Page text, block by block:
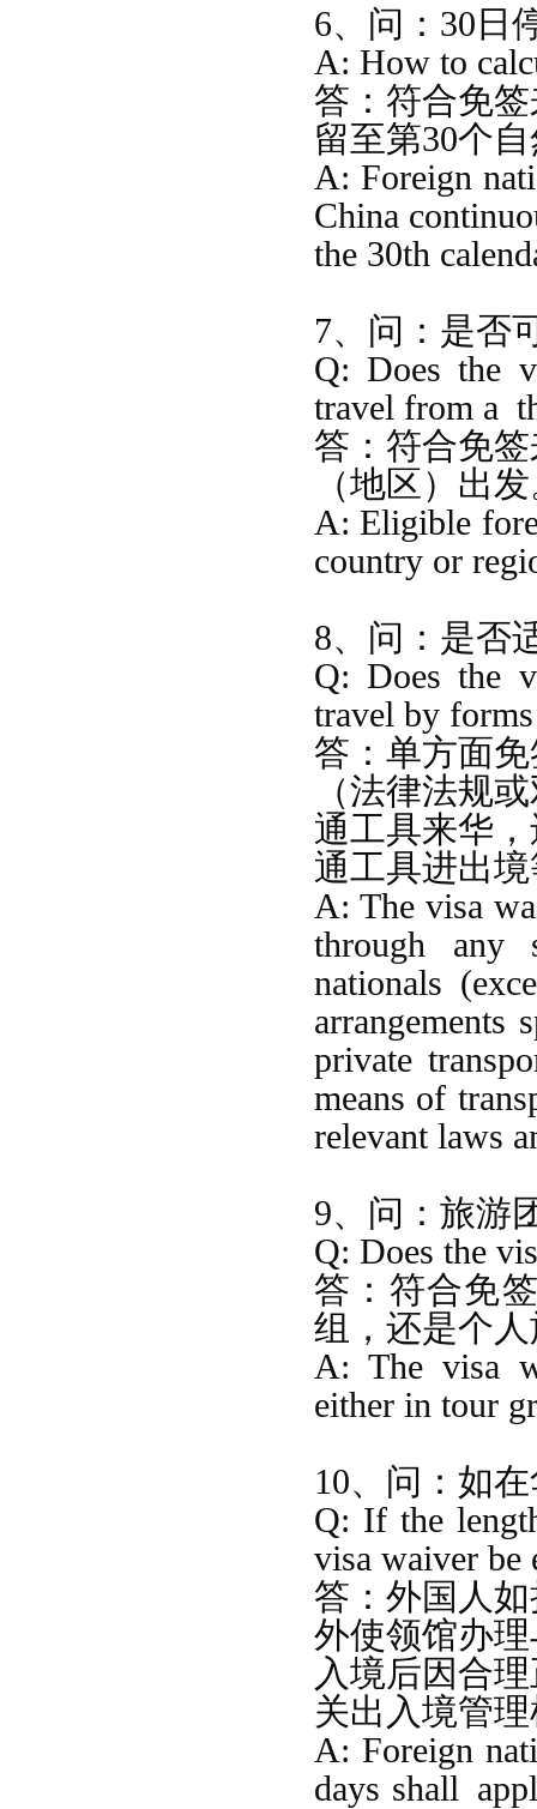
6、问：30日
A: How to
答： 符合免
留至第30个
A: Foreign
China
the 30th
7、问：是否
Q: Does the
travel from a
答： 符合免
（地区）出
A: Eligible
country or
8、问：是否
Q: Does the
travel by
答： 单方面
（法律法规
通工具来华
通工具进出
A: The visa
through any
nationals
arrangements
private
means of
relevant laws
9、问：旅游
Q: Does the
答： 符合免
组，还是个
A: The visa
either in tour
10、问：如
Q: If the
visa waiver be
答： 外国人
外使领馆办
入境后因合
关出入境管
A: Foreign
days shall